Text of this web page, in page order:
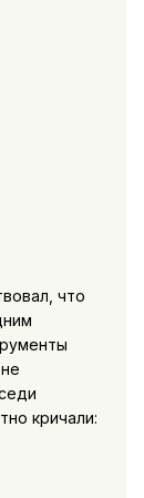
что
кричали: